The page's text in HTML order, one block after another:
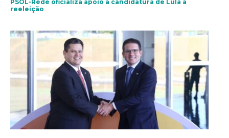
PSOL-Rede oficializa apoio à candidatura de Lula à
reeleição